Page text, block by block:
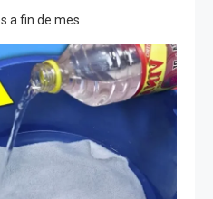
a fin de mes